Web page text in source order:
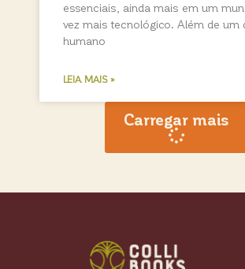
essenciais, ainda mais em um
vez mais tecnológico. Além de um
humano
LEIA MAIS »
Carregar mais